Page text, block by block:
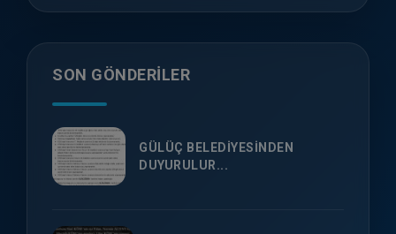
SON GÖNDERILER
GÜLÜÇ BELEDİYESİNDEN
DUYURULUR...